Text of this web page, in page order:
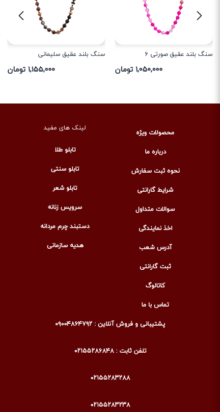
سنگ بلند عقیق صورتی 6
۱,۰۵۰,۰۰۰ تومان
سنگ بلند عقیق سلیمانی
۱,۱۵۵,۰۰۰ تومان
محصولات ویژه
درباره ما
نحوه ثبت سفارش
شرایط گارانتی
سوالات متداول
اخذ نمایندگی
آدرس شعب
ثبت گارانتی
کاتالوگ
تماس با ما
لینک های مفید
تابلو طلا
تابلو سنتی
تابلو شعر
سرویس زنانه
دستبند چرم مردانه
هدیه سازمانی
پشتیبانی و فروش آنلاین : ۰۹۰۰۴۸۶۴۷۹۲
تلفن ثابت : ۰۲۱۵۵۲۸۶۸۴۸
۰۲۱۵۵۲۸۳۲۸۸
۰۲۱۵۵۲۸۳۲۳۸